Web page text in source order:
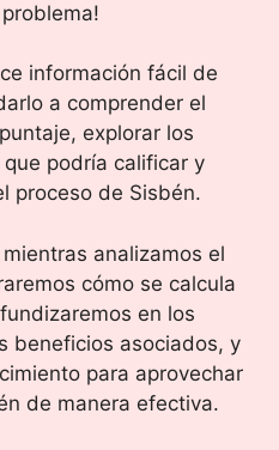
problema!
información fácil de
a comprender el
explorar los
podría calificar y
proceso de Sisbén.
analizamos el
cómo se calcula
en los
beneficios asociados, y
para aprovechar
de manera efectiva.